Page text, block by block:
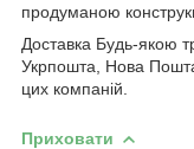
продуманою
Доставка Будь-якою
Укрпошта, Нова
цих компаній.
Приховати